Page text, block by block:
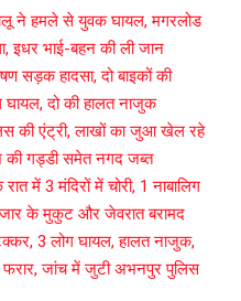
ने हमले से युवक घायल, मगरलोड
इधर भाई-बहन की ली जान
सड़क हादसा, दो बाइकों की
दो की हालत नाजुक
की एंट्री, लाखों का जुआ खेल रहे
की गड्डी समेत नगद जब्त
में 3 मंदिरों में चोरी, 1 नाबालिग
के मुकुट और जेवरात बरामद
3 लोग घायल, हालत नाजुक,
जांच में जुटी अभनपुर पुलिस